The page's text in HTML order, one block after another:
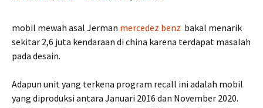
mobil mewah asal Jerman mercedez benz bakal menarik
sekitar 2,6 juta kendaraan di china karena terdapat masalah
pada desain.
Adapun unit yang terkena program recall ini adalah mobil
yang diproduksi antara Januari 2016 dan November 2020.